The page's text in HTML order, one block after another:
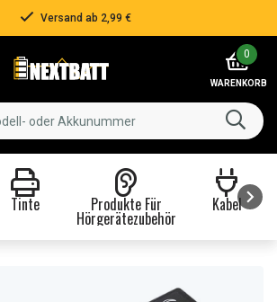
Versand ab 2,99 €
0
WARENKORB
Tinte Produkte Für
Hörgerätezubehör
Kabel